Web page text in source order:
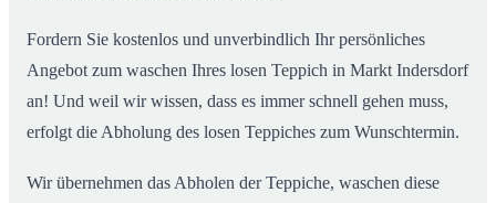
Fordern Sie kostenlos und unverbindlich Ihr persönliches
Angebot zum waschen Ihres losen Teppich in Markt Indersdorf
an! Und weil wir wissen, dass es immer schnell gehen muss,
erfolgt die Abholung des losen Teppiches zum Wunschtermin.
Wir übernehmen das Abholen der Teppiche, waschen diese